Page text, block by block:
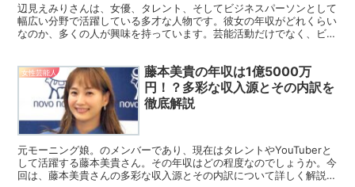
辺見えみりさんは、女優、タレント、そしてビジネスパーソンとして
幅広い分野で活躍している多才な人物です。彼女の年収がどれくらい
なのか、多くの人が興味を持っています。芸能活動だけでなく、ビジ
女性芸能人
藤本美貴の年収は1億5000万
円！？多彩な収入源とその内訳を
徹底解説
元モーニング娘。のメンバーであり、現在はタレントやYouTuberと
して活躍する藤本美貴さん。その年収はどの程度なのでしょうか。今
回は、藤本美貴さんの多彩な収入源とその内訳について詳しく解説し